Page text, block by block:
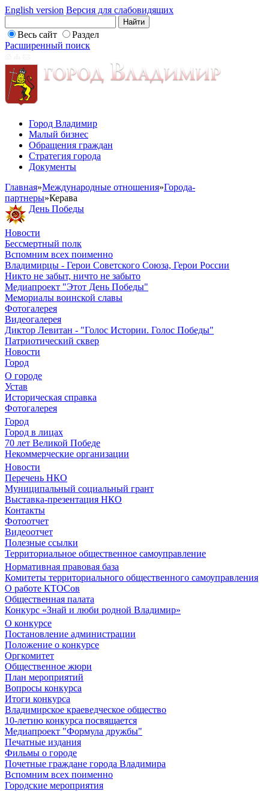
English version Версия для слабовидящих
Весь сайт
Раздел
Расширенный поиск
Город Владимир
Малый бизнес
Обращения граждан
Стратегия города
Документы
Главная»Международные отношения»Города-
партнеры»Керава
День Победы
Новости
Бессмертный полк
Вспомним всех поименно
Владимирцы - Герои Советского Союза, Герои России
Никто не забыт, ничто не забыто
Медиапроект "Этот День Победы"
Мемориалы воинской славы
Фотогалерея
Видеогалерея
Диктор Левитан - "Голос Истории. Голос Победы"
Патриотический сквер
Новости
Город
О городе
Устав
Историческая справка
Фотогалерея
Город
Город в лицах
70 лет Великой Победе
Некоммерческие организации
Новости
Перечень НКО
Муниципальный социальный грант
Выставка-презентация НКО
Контакты
Фотоотчет
Видеоотчет
Полезные ссылки
Территориальное общественное самоуправление
Нормативная правовая база
Комитеты территориального общественного самоуправления
О работе КТОСов
Общественная палата
Конкурс «Знай и люби родной Владимир»
О конкурсе
Постановление администрации
Положение о конкурсе
Оргкомитет
Общественное жюри
План мероприятий
Вопросы конкурса
Итоги конкурса
Владимирское краеведческое общество
10-летию конкурса посвящается
Медиапроект "Формула дружбы"
Печатные издания
Фильмы о городе
Почетные граждане города Владимира
Вспомним всех поименно
Городские мероприятия